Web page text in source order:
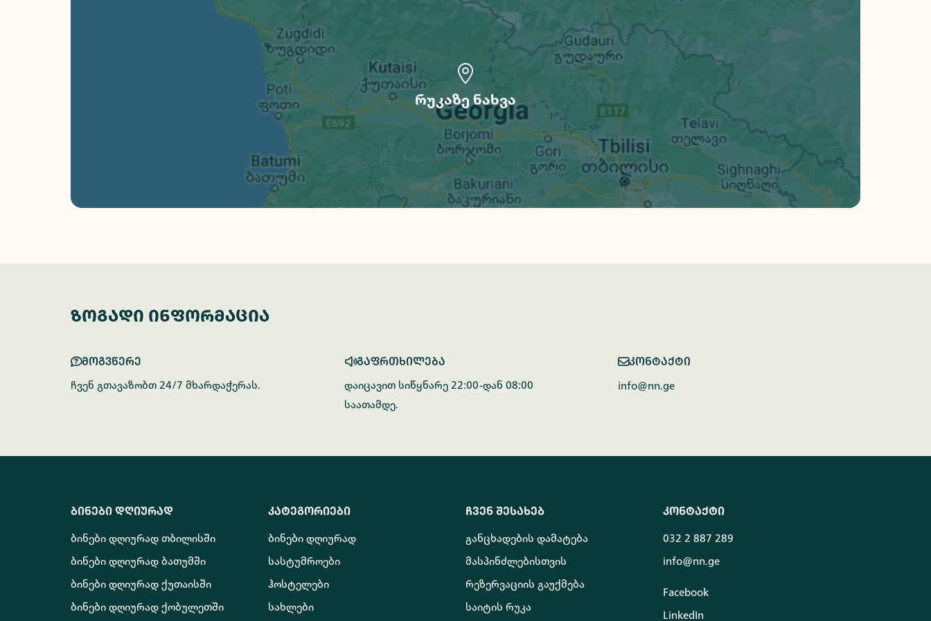
რუკაზე ნახვა
ზოგადი ინფორმაცია
მოგვწერე
ჩვენ გთავაზობთ 24/7 მხარდაჭერას.
გაფრთხილება
დაიცავით სიწყნარე 22:00-დან 08:00
საათამდე.
კონტაქტი
info@nn.ge
ბინები დღიურად
ბინები დღიურად თბილისში
ბინები დღიურად ბათუმში
ბინები დღიურად ქუთაისში
ბინები დღიურად ქობულეთში
კატეგორიები
ბინები დღიურად
სასტუმროები
ჰოსტელები
სახლები
ჩვენ შესახებ
განცხადების დამატება
მასპინძლებისთვის
რეზერვაციის გაუქმება
საიტის რუკა
კონტაქტი
032 2 887 289
info@nn.ge
Facebook
LinkedIn